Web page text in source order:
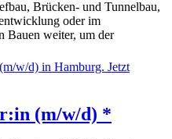
Brücken- und Tunnelbau,
oder im
Bauen weiter, um der
(m/w/d) *